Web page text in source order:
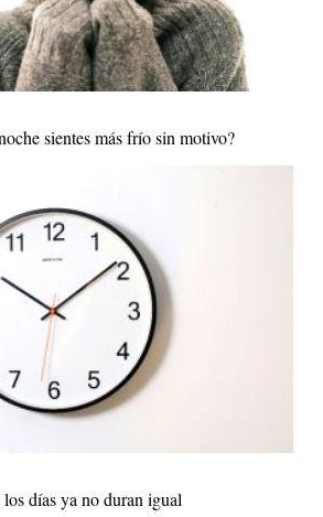
sientes más frío sin motivo?
días ya no duran igual